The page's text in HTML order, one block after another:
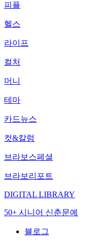
피플
헬스
라이프
컬처
머니
테마
카드뉴스
컷&칼럼
브라보스페셜
브라보리포트
DIGITAL LIBRARY
50+ 시니어 신춘문예
블로그